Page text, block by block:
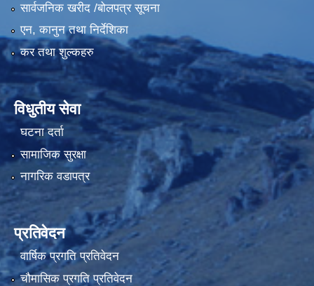
सार्वजनिक खरीद /बोलपत्र सूचना
एन, कानुन तथा निर्देशिका
कर तथा शुल्कहरु
विधुतीय सेवा
घटना दर्ता
सामाजिक सुरक्षा
नागरिक वडापत्र
प्रतिवेदन
वार्षिक प्रगति प्रतिवेदन
चौमासिक प्रगति प्रतिवेदन